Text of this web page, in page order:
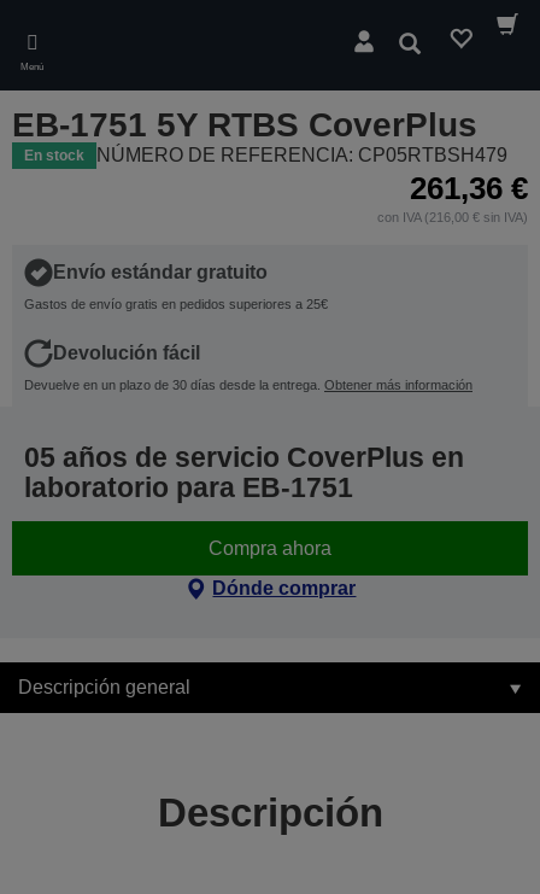
main
content
Menú
Buscar
EB-1751 5Y RTBS CoverPlus
En stock NÚMERO DE REFERENCIA: CP05RTBSH479
261,36 €
con IVA (216,00 € sin IVA)
Envío estándar gratuito
Gastos de envío gratis en pedidos superiores a 25€
Devolución fácil
Devuelve en un plazo de 30 días desde la entrega. Obtener más información
05 años de servicio CoverPlus en
laboratorio para EB-1751
Compra ahora
Dónde comprar
Descripción general
Descripción